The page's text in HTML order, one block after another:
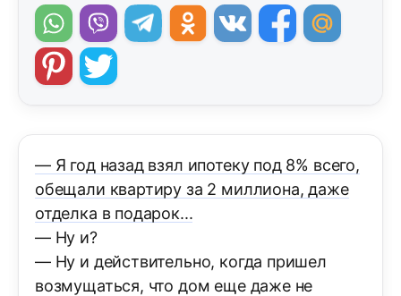
— Я год назад взял ипотеку под 8% всего,
обещали квартиру за 2 миллиона, даже
отделка в подарок...
— Ну и?
— Ну и действительно, когда пришел
возмущаться, что дом еще даже не